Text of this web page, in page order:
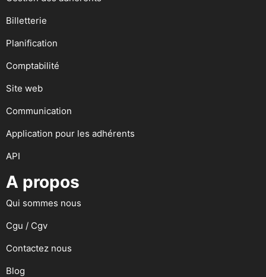
Billetterie
Planification
Comptabilité
Site web
Communication
Application pour les adhérents
API
A propos
Qui sommes nous
Cgu / Cgv
Contactez nous
Blog